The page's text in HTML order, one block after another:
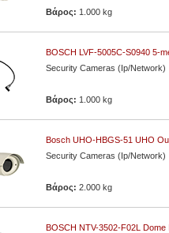
Βάρος: 1.000 kg
BOSCH LVF-5005C-S0940 5-
Security Cameras (Ip/Network)
Βάρος: 1.000 kg
Bosch UHO‐HBGS‐51 UHO
Security Cameras (Ip/Network)
Βάρος:2.000 kg
BOSCH NTV-3502-F02L